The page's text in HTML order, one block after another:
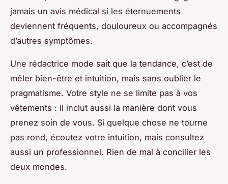
jamais un avis médical si les éternuements
deviennent fréquents, douloureux ou accompagnés
d’autres symptômes.
Une rédactrice mode sait que la tendance, c’est de
mêler bien-être et intuition, mais sans oublier le
pragmatisme. Votre style ne se limite pas à vos
vêtements : il inclut aussi la manière dont vous
prenez soin de vous. Si quelque chose ne tourne
pas rond, écoutez votre intuition, mais consultez
aussi un professionnel. Rien de mal à concilier les
deux mondes.